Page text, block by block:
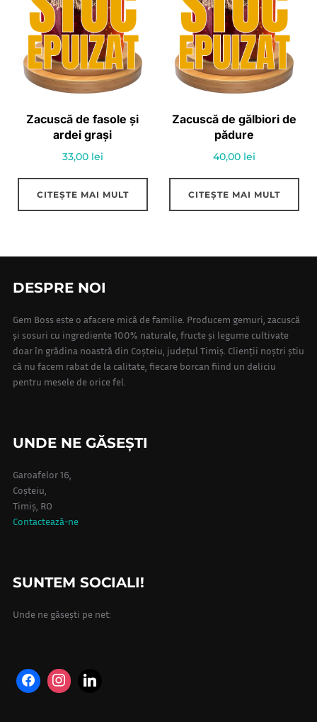
multe
variații.
Opțiunile
pot
fi
în
Zacuscă de fasole și
ardei grași
33,00 lei
CITEȘTE MAI MULT
Zacuscă de gălbiori de
pădure
40,00 lei
CITEȘTE MAI MULT
DESPRE NOI
Gem Boss este o afacere mică de familie. Producem gemuri, zacuscă
și sosuri cu ingrediente 100% naturale, fructe și legume cultivate
doar în grădina noastră din Coșteiu, județul Timiș. Clienții noștri știu
că nu facem rabat de la calitate, fiecare borcan fiind un deliciu
pentru mesele de orice fel.
UNDE NE GĂSEȘTI
Garoafelor 16,
Coșteiu,
Timiș, RO
Contactează-ne
SUNTEM SOCIALI!
Unde ne găsești pe net: